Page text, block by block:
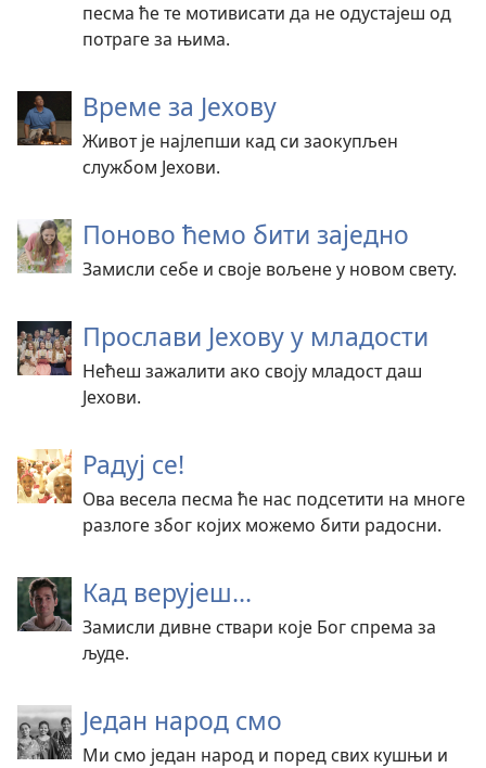
песма ће те мотивисати да не одустајеш од
потраге за њима.
Време за Јехову
Живот је најлепши кад си заокупљен
службом Јехови.
Поново ћемо бити заједно
Замисли себе и своје вољене у новом свету.
Прослави Јехову у младости
Нећеш зажалити ако своју младост даш
Јехови.
Радуј се!
Ова весела песма ће нас подсетити на многе
разлоге због којих можемо бити радосни.
Кад верујеш...
Замисли дивне ствари које Бог спрема за
људе.
Један народ смо
Ми смо један народ и поред свих кушњи и